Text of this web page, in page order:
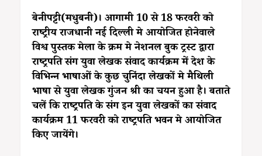
बेनीपट्टी(मधुबनी)। आगामी 10 से 18 फरवरी को
राष्ट्रीय राजधानी नई दिल्ली मे आयोजित होनेवाले
विश्व पुस्तक मेला के क्रम मे नेशनल बुक ट्रस्ट द्वारा
राष्ट्रपति संग युवा लेखक संवाद कार्यक्रम में देश के
विभिन्न भाषाओं के कुछ चुनिंदा लेखकों मे मैथिली
भाषा से युवा लेखक गुंजन श्री का चयन हुआ है। बताते
चलें कि राष्ट्रपति के संग इन युवा लेखकों का संवाद
कार्यक्रम 11 फरवरी को राष्ट्रपति भवन मे आयोजित
किए जायेंगे।